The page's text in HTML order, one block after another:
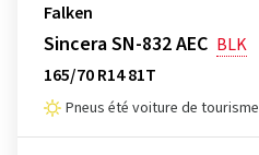
Falken
Sincera SN-832 AEC BLK
165/70 R14 81T
Pneus été voiture de tourisme